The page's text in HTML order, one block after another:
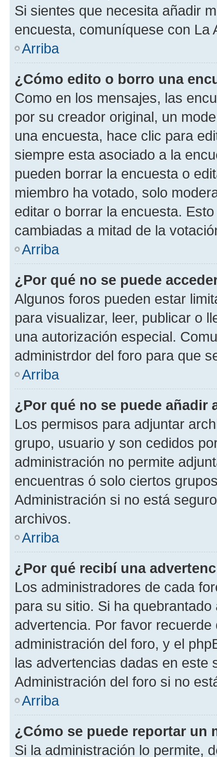
Si sientes que necesita añadir
encuesta, comuníquese con La
Arriba
¿Cómo edito o borro una
Como en los mensajes, las
por su creador original, un
una encuesta, hace clic para
siempre esta asociado a la
pueden borrar la encuesta o
miembro ha votado, solo
editar o borrar la encuesta.
cambiadas a mitad de la
Arriba
¿Por qué no se puede
Algunos foros pueden estar
para visualizar, leer, publicar o
una autorización especial.
administrdor del foro para que
Arriba
¿Por qué no se puede añadir
Los permisos para adjuntar
grupo, usuario y son cedidos
administración no permite
encuentras ó solo ciertos
Administración si no está
archivos.
Arriba
¿Por qué recibí una
Los administradores de cada
para su sitio. Si ha
advertencia. Por favor
administración del foro, y el
las advertencias dadas en este
Administración del foro si no
Arriba
¿Cómo se puede reportar un
Si la administración lo permite,